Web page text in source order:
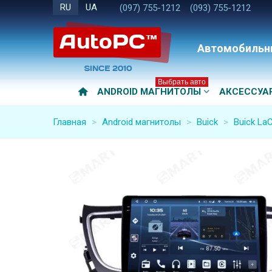
RU UA (097) 755-1212 (093) 755-1212
ANDROID МАГНИТОЛЫ
Выбрать авто
Главная > Android магнитолы > Buick > Buick